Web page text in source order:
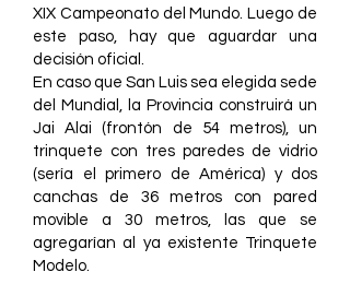
XIX Campeonato del Mundo. Luego de
este paso, hay que aguardar una
decisión oficial.
En caso que San Luis sea elegida sede
del Mundial, la Provincia construirá un
Jai Alai (frontón de 54 metros), un
trinquete con tres paredes de vidrio
(sería el primero de América) y dos
canchas de 36 metros con pared
movible a 30 metros, las que se
agregarían al ya existente Trinquete
Modelo.